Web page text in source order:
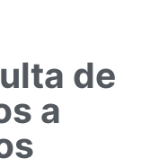
de
a